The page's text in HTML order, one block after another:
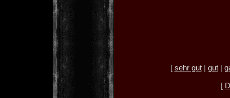
[ sehr gut| gut|
[